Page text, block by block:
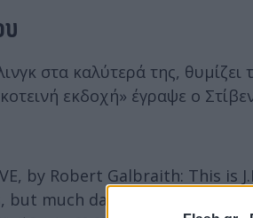
στα καλύτερά της,
εκδοχή» έγραψε ο
by Robert Galbraith: This
but much darker. This got me